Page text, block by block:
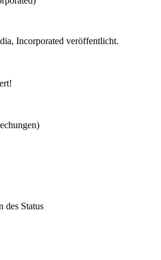
Incorporated veröffentlicht.
des Status